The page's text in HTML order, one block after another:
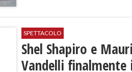
SPETTACOLO
Shel Shapiro e
Vandelli finalmente